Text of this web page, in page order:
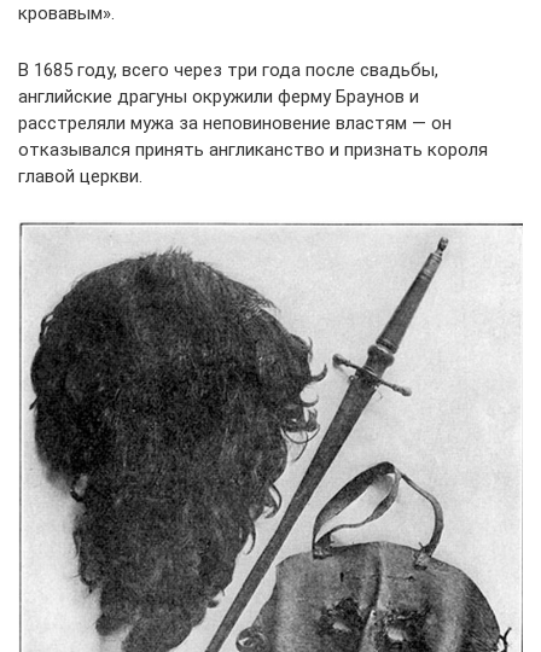
кровавым».
В 1685 году, всего через три года после свадьбы,
английские драгуны окружили ферму Браунов и
расстреляли мужа за неповиновение властям — он
отказывался принять англиканство и признать короля
главой церкви.